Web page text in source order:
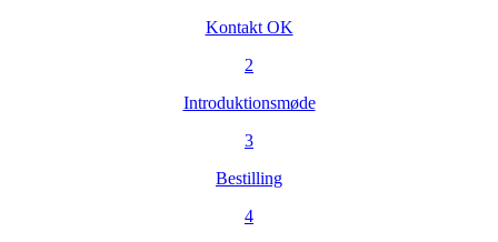
Kontakt OK
2
Introduktionsmøde
3
Bestilling
4